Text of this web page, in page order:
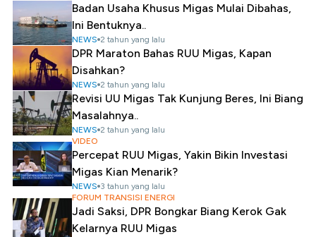
Badan Usaha Khusus Migas Mulai Dibahas,
Ini Bentuknya..
NEWS 2 tahun yang lalu
DPR Maraton Bahas RUU Migas, Kapan
Disahkan?
NEWS 2 tahun yang lalu
Revisi UU Migas Tak Kunjung Beres, Ini Biang
Masalahnya..
NEWS 2 tahun yang lalu
VIDEO
Percepat RUU Migas, Yakin Bikin Investasi
Migas Kian Menarik?
NEWS 3 tahun yang lalu
FORUM TRANSISI ENERGI
Jadi Saksi, DPR Bongkar Biang Kerok Gak
Kelarnya RUU Migas